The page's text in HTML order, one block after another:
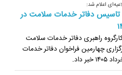
اعلام شد:
تاسیس دفاتر خدمات سلامت در
راهبری دفاتر خدمات سلامت
چهارمین فراخوان دفاتر خدمات